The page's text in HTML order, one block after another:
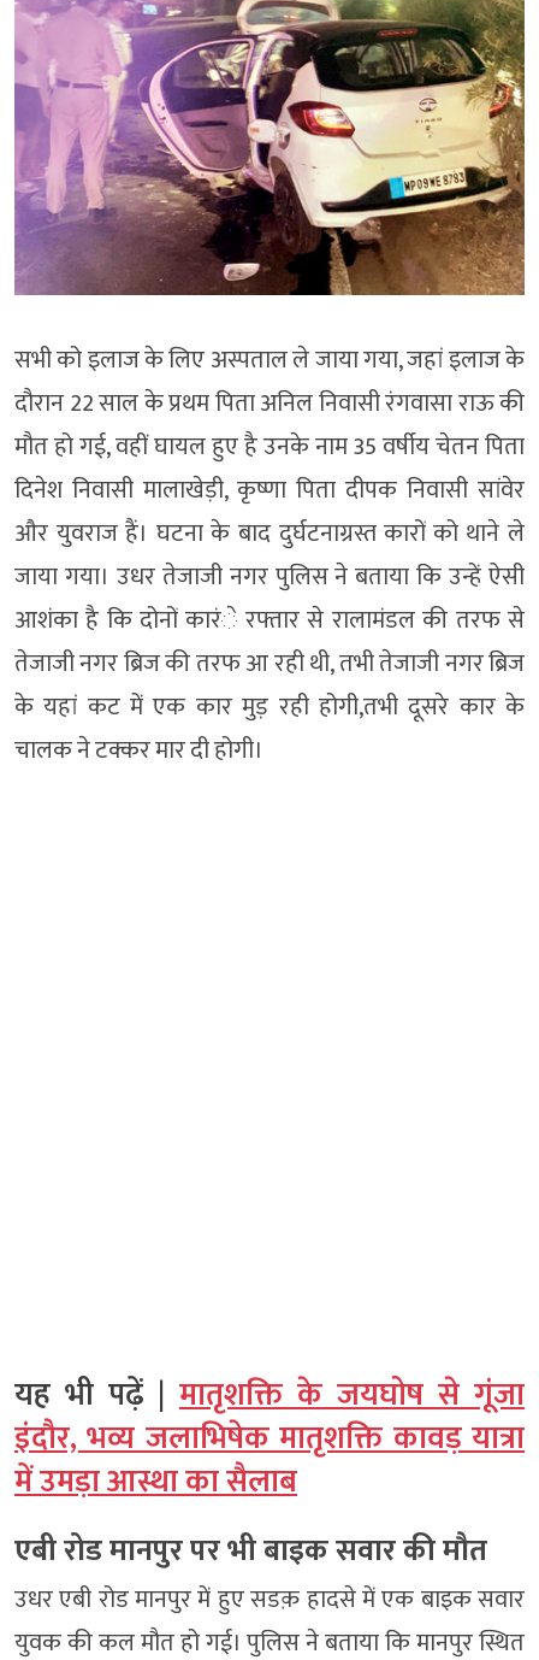
सभी को इलाज के लिए अस्पताल ले जाया गया, जहां इलाज के
दौरान 22 साल के प्रथम पिता अनिल निवासी रंगवासा राऊ की
मौत हो गई, वहीं घायल हुए है उनके नाम 35 वर्षीय चेतन पिता
दिनेश निवासी मालाखेड़ी, कृष्णा पिता दीपक निवासी सांवेर
और युवराज हैं। घटना के बाद दुर्घटनाग्रस्त कारों को थाने ले
जाया गया। उधर तेजाजी नगर पुलिस ने बताया कि उन्हें ऐसी
आशंका है कि दोनों कारंे रफ्तार से रालामंडल की तरफ से
तेजाजी नगर ब्रिज की तरफ आ रही थी, तभी तेजाजी नगर ब्रिज
के यहां कट में एक कार मुड़ रही होगी,तभी दूसरे कार के
चालक ने टक्कर मार दी होगी।
यह भी पढ़ें | मातृशक्ति के जयघोष से गूंजा
इंदौर, भव्य जलाभिषेक मातृशक्ति कावड़ यात्रा
में उमड़ा आस्था का सैलाब
एबी रोड मानपुर पर भी बाइक सवार की मौत
उधर एबी रोड मानपुर में हुए सडक़ हादसे में एक बाइक सवार
युवक की कल मौत हो गई। पुलिस ने बताया कि मानपुर स्थित